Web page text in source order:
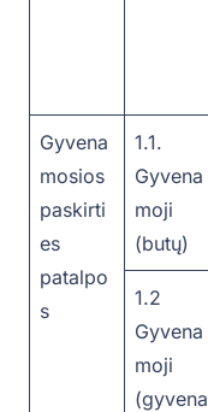
Gyvena
mosios
paskirti
es
patalpo
s
1.1.
Gyvena
moji
(butų)
1.2
Gyvena
moji
(gyvena